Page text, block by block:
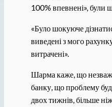
100% впевнені», були
«Було шокуюче
виведені з мого
витрачені».
Шарма каже, що
банку, що проблему
двох тижнів, більше